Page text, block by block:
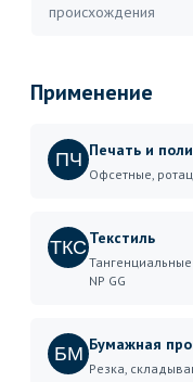
происхождения
Применение
ПЧ Печать и
Офсетные,
ТКС Текстиль
NP GG
БМ Бумажная
Резка,